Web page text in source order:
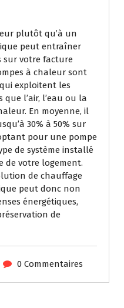
plutôt qu’à un
peut entraîner
sur votre facture
à chaleur sont
exploitent les
l’air, l’eau ou la
En moyenne, il
30% à 50% sur
pour une pompe
de système installé
de votre logement.
de chauffage
peut donc non
énergétiques,
de
0 Commentaires